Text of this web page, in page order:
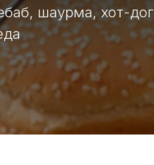
шаурма, хот-дог